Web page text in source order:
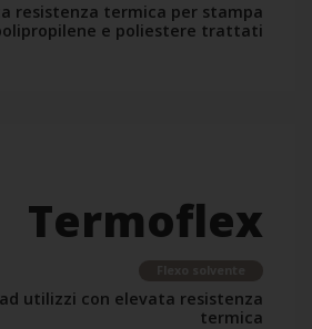
resistenza termica per stampa
e poliestere trattati
Termoflex
utilizzi con elevata resistenza
termica